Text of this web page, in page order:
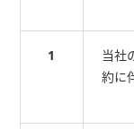
1
当社
約に